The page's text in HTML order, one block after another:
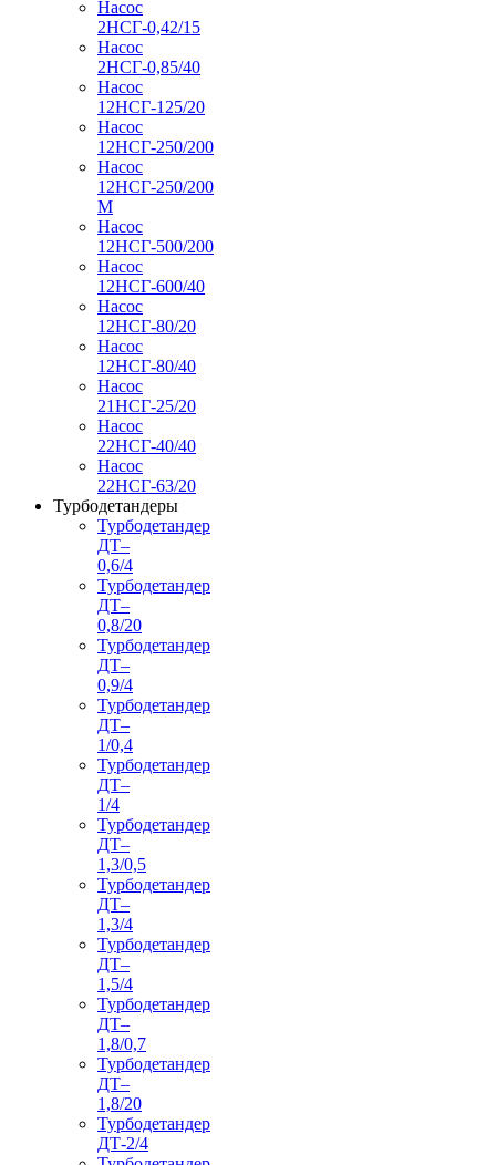
Насос
2НСГ-0,42/15
Насос
2НСГ-0,85/40
Насос
12НСГ-125/20
Насос
12НСГ-250/200
Насос
12НСГ-250/200
М
Насос
12НСГ-500/200
Насос
12НСГ-600/40
Насос
12НСГ-80/20
Насос
12НСГ-80/40
Насос
21НСГ-25/20
Насос
22НСГ-40/40
Насос
22НСГ-63/20
Турбодетандеры
Турбодетандер
ДТ–
0,6/4
Турбодетандер
ДТ–
0,8/20
Турбодетандер
ДТ–
0,9/4
Турбодетандер
ДТ–
1/0,4
Турбодетандер
ДТ–
1/4
Турбодетандер
ДТ–
1,3/0,5
Турбодетандер
ДТ–
1,3/4
Турбодетандер
ДТ–
1,5/4
Турбодетандер
ДТ–
1,8/0,7
Турбодетандер
ДТ–
1,8/20
Турбодетандер
ДТ-2/4